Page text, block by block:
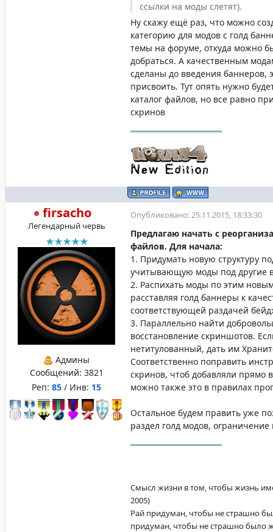
ссылки на моды слетят).
Ну скажу ещё раз, что можно
категорию для модов с голд
темы на форуме, откуда можно
добраться. А качественным
сделаны до введения
присвоить. Тут опять нужно
каталог файлов, но все равно
скринов
firsacho
Легендарный червь
Админы
Сообщений: 3821
Реп: 85 / Инв: 15
Опубликовано: 25.11.2015, 18:33:30
Предлагаю начать с
файлов. Для начала:
1. Придумать новую структуру
учитывающую моды под другие
2. Распихать моды по этим
расставляя голд баннеры к
соответствующей раздачей
3. Параллельно найти
восстановление скриншотов.
нетитулованный, дать им
Соответственно поправить
скринов, чтоб добавляли прямо
можно также это в правилах
Остальное будем править уже
раздел голд модов, ограничение
Смысл жизни в том, чтобы жизнь
2005)
Рай придуман, чтобы не страшно
придуман, чтобы не страшно было